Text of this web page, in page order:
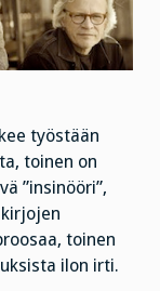
työstään
toinen on
”insinööri”,
toinen
ilon irti.